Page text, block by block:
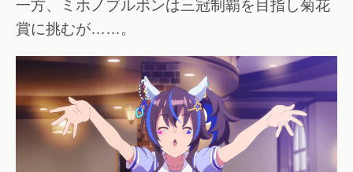
一方、ミホノブルボンは三冠制覇を目指し菊花
賞に挑むが……。